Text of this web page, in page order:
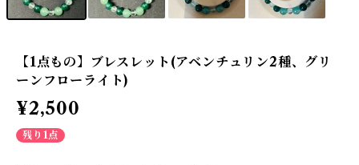
【1点もの】ブレスレット(アベンチュリン2種、グリ
ーンフローライト)
¥2,500
残り1点